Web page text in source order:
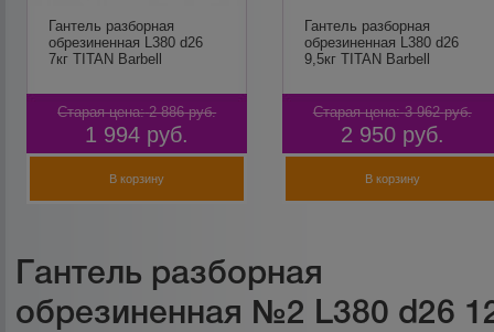
Гантель разборная
обрезиненная L380 d26
7кг TITAN Barbell
Старая цена: 2 886 руб.
1 994 руб.
В корзину
Гантель разборная
обрезиненная L380 d26
9,5кг TITAN Barbell
Старая цена: 3 962 руб.
2 950 руб.
В корзину
Гантель разборная
обрезиненная №2 L380 d26